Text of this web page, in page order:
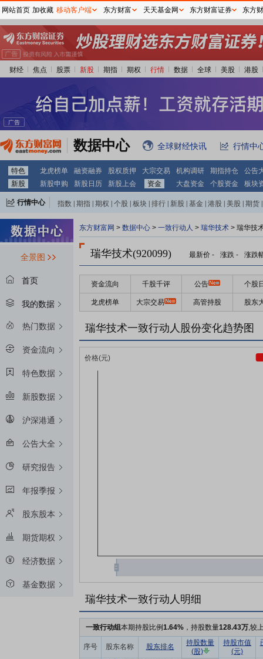
财经 焦点 股票 新股 期指 期权 行情 数据 全球 美股 港股
数据中心 全球财经快讯 行情中
特色 龙虎榜单 融资融券 股权质押 大宗交易 机构调研 期指持仓
公告
新股
新股申购 新股日历 新股上会 资金 大盘资金 个股资金 板块
行情中心 指数 期指 期权 个股 板块 排行 新股 基金 港股 美股 期货
全景图
首页
我的数据
热门数据
资金流向
特色数据
新股数据
沪深港通
公告大全
研究报告
年报季报
股东股本
期货期权
经济数据
基金数据
东方财富网 > 数据中心 > 一致行动人 > 瑞华技术 > 瑞华技
瑞华技术(920099) 最新价 - 涨跌 - 涨跌
资金流向 千股千评 公告 个股
龙虎榜单 大宗交易 高管持股 股东
瑞华技术一致行动人股份变化趋势图
瑞华技术一致行动人明细
一致行动组本期持股比例1.64% ，持股数量128.43万,较
序号 股东名称 股东排名
持股数量
(股)
持股市值
(元)
网站首页 加收藏 移动客户端 东方财富 天天基金网 东方财富证券 东方